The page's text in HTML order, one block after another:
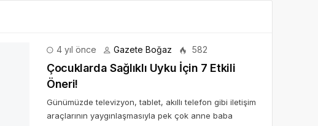
4 yıl önce Gazete Boğaz 582
araçlarının yaygınlaşmasıyla pek çok anne baba çocuklarının